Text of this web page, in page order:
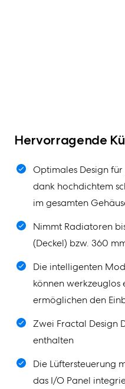
Hervorragende
Optimales Design
dank hochdichtem
im gesamten
Nimmt Radiatoren
(Deckel) bzw. 360
Die intelligenten
können
ermöglichen den
Zwei Fractal Design
enthalten
Die Lüftersteuerung
das I/O Panel